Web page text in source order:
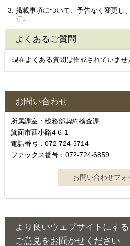
掲載事項について、予告なく変更し
す。
よくあるご質問
現在よくある質問は作成されていませ
お問い合わせ
所属課室：総務部契約検査課
箕面市西小路4‐6‐1
電話番号：072-724-6714
ファックス番号：072-724-6859
より良いウェブサイトにす
ご意見をお聞かせください